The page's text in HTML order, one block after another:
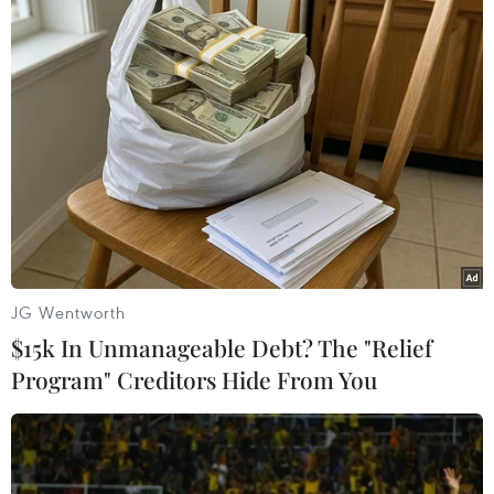
#Phạm pháp
#Pháp luật #Pháp đình
#Xã hội
#An ninh xã hội
#Chính trị
#VietnamPlus
#Plus
Theo dõi VietnamPlus
TIN LIÊN QUAN
JG Wentworth
$15k In Unmanageable Debt? The "Relief
Program" Creditors Hide From You